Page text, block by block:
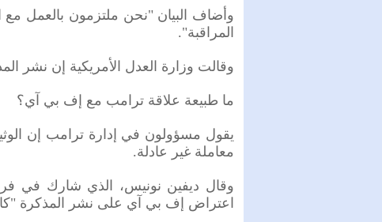
وأضاف البيان "نحن ملتزمون بالعمل مع
المراقبة".
وقالت وزارة العدل الأمريكية إن نشر
ما طبيعة علاقة ترامب مع إف بي آي؟
يقول مسؤولون في إدارة ترامب إن
معاملة غير عادلة.
وقال ديفين نونيس، الذي شارك في
اعتراض إف بي آي على نشر المذكرة